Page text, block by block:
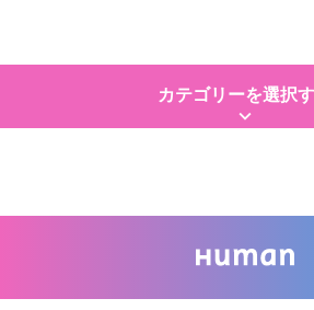
カテゴリーを選択
keyboard_arrow_down